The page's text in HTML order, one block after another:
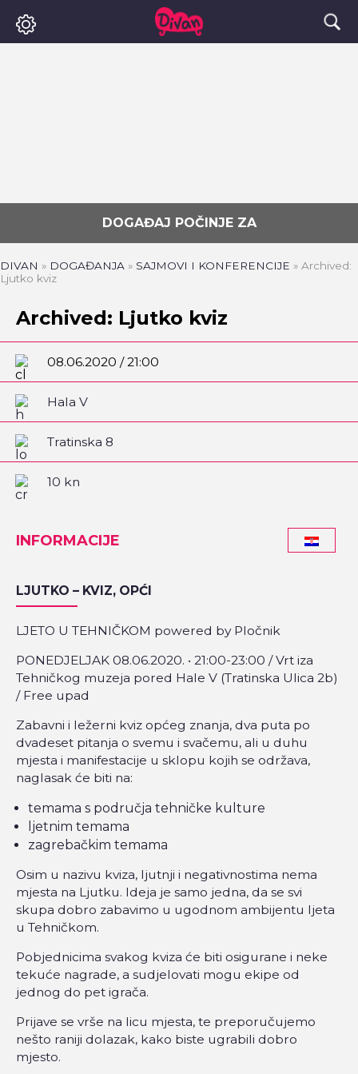
DOGAĐAJ POČINJE ZA
DIVAN » DOGAĐANJA » SAJMOVI I KONFERENCIJE » Archived:
Ljutko kviz
Archived: Ljutko kviz
08.06.2020 / 21:00
Hala V
Tratinska 8
10 kn
INFORMACIJE
LJUTKO – KVIZ, OPĆI
LJETO U TEHNIČKOM powered by Pločnik
PONEDJELJAK 08.06.2020. • 21:00-23:00 / Vrt iza
Tehničkog muzeja pored Hale V (Tratinska Ulica 2b)
/ Free upad
Zabavni i ležerni kviz općeg znanja, dva puta po
dvadeset pitanja o svemu i svačemu, ali u duhu
mjesta i manifestacije u sklopu kojih se održava,
naglasak će biti na:
temama s područja tehničke kulture
ljetnim temama
zagrebačkim temama
Osim u nazivu kviza, ljutnji i negativnostima nema
mjesta na Ljutku. Ideja je samo jedna, da se svi
skupa dobro zabavimo u ugodnom ambijentu ljeta
u Tehničkom.
Pobjednicima svakog kviza će biti osigurane i neke
tekuće nagrade, a sudjelovati mogu ekipe od
jednog do pet igrača.
Prijave se vrše na licu mjesta, te preporučujemo
nešto raniji dolazak, kako biste ugrabili dobro
mjesto.